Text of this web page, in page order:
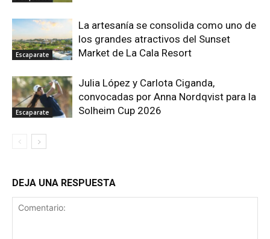
Escaparate
La artesanía se consolida como uno de
los grandes atractivos del Sunset
Market de La Cala Resort
Escaparate
Julia López y Carlota Ciganda,
convocadas por Anna Nordqvist para la
Solheim Cup 2026
DEJA UNA RESPUESTA